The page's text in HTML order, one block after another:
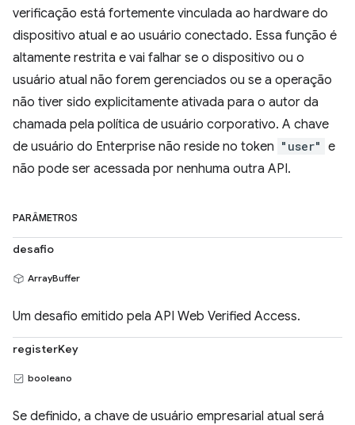
verificação está fortemente vinculada ao hardware do
dispositivo atual e ao usuário conectado. Essa função é
altamente restrita e vai falhar se o dispositivo ou o
usuário atual não forem gerenciados ou se a operação
não tiver sido explicitamente ativada para o autor da
chamada pela política de usuário corporativo. A chave
de usuário do Enterprise não reside no token "user" e
não pode ser acessada por nenhuma outra API.
PARÂMETROS
desafio
ArrayBuffer
Um desafio emitido pela API Web Verified Access.
registerKey
booleano
Se definido, a chave de usuário empresarial atual será